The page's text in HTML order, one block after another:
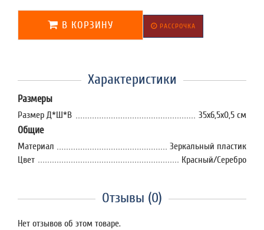
В КОРЗИНУ РАССРОЧКА
Характеристики
Размеры
Размер Д*Ш*В 35х6,5х0,5 см
Общие
Материал
Зеркальный пластик
Цвет
Красный/Серебро
Отзывы (0)
Нет отзывов об этом товаре.